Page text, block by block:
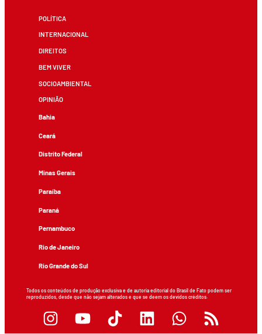
POLÍTICA
INTERNACIONAL
DIREITOS
BEM VIVER
SOCIOAMBIENTAL
OPINIÃO
Bahia
Ceará
Distrito Federal
Minas Gerais
Paraíba
Paraná
Pernambuco
Rio de Janeiro
Rio Grande do Sul
Todos os conteúdos de produção exclusiva e de autoria editorial do Brasil de Fato podem ser
reproduzidos, desde que não sejam alterados e que se deem os devidos créditos.